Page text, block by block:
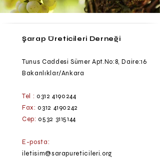
Şarap Üreticileri Derneği
Tunus Caddesi Sümer Apt.No:8, Daire:16
Bakanlıklar/Ankara
Tel : 0312 4190244
Fax: 0312 4190242
Cep: 0532 3115144
E-posta:
iletisim@sarapureticileri.org